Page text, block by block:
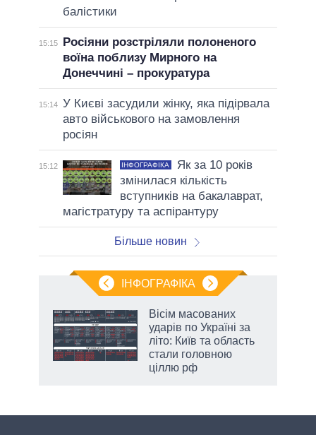
балістики
15:15
Росіяни розстріляли полоненого
воїна поблизу Мирного на
Донеччині – прокуратура
15:14 У Києві засудили жінку, яка підірвала
авто військового на замовлення
росіян
15:12 ІНФОГРАФІКА
Як за 10 років
змінилася кількість
вступників на бакалаврат,
магістратуру та аспірантуру
Більше новин
ІНФОГРАФІКА
Вісім масованих
ударів по Україні за
літо: Київ та область
стали головною
ціллю рф